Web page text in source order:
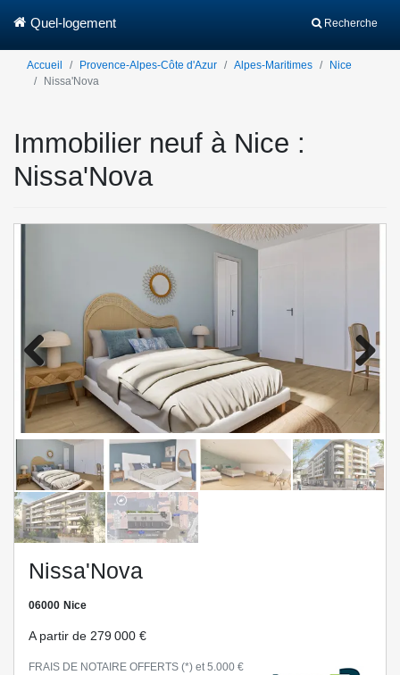
Recherche
Quel-logement
Accueil Provence-Alpes-Côte d'Azur Alpes-Maritimes
Nice
Nissa'Nova
Immobilier neuf à Nice :
Nissa'Nova
Previo
us
Next
Nissa'Nova
06000 Nice
A partir de 279 000 €
FRAIS DE NOTAIRE OFFERTS (*) et 5.000 €